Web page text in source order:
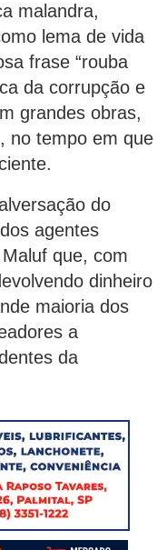
malandra,
lema de vida
frase “rouba
da corrupção e
grandes obras,
no tempo em que
do
agentes
que, com
dinheiro
maioria dos
a
da